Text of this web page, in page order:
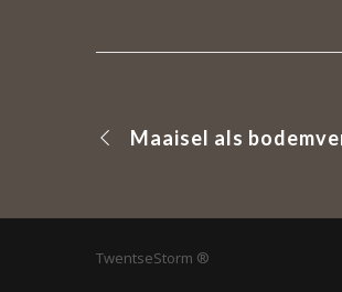
TwentseStorm ®